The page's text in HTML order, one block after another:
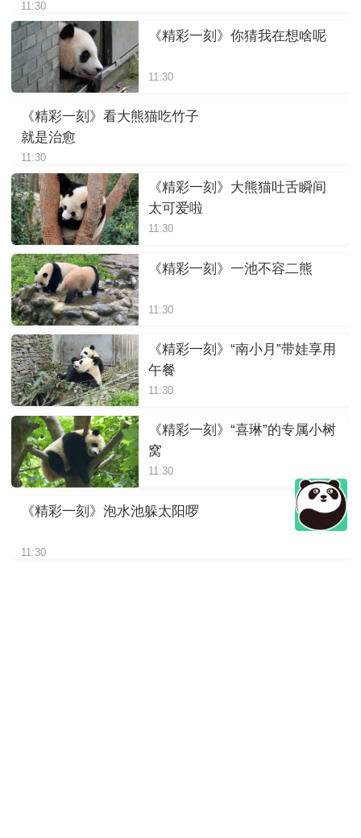
11:30
《精彩一刻》你猜我在想啥呢
11:30
《精彩一刻》看大熊猫吃竹子
就是治愈
11:30
《精彩一刻》大熊猫吐舌瞬间
太可爱啦
11:30
《精彩一刻》一池不容二熊
11:30
《精彩一刻》“南小月”带娃享用
午餐
11:30
《精彩一刻》“喜琳”的专属小树
窝
11:30
《精彩一刻》泡水池躲太阳啰
11:30